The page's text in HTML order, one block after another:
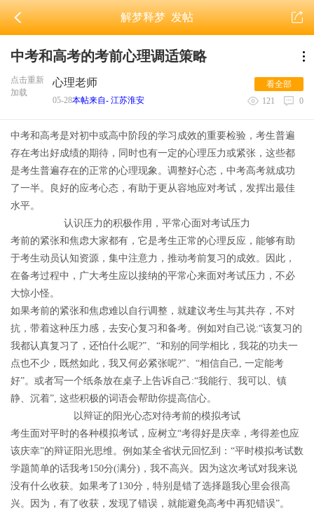
解梦释梦发帖
中考和高考的考前心理调适策略
点击重新
加载
心理老师
05-28本帖来自- 江苏淮安
看全部
121
0
中考和高考是对初中或高中阶段的学习成效的重要检验，考生普遍
存在考出好成绩的期待，同时也有一定的心理压力或紧张，这些都
是考生普遍存在的正常的心理现象。调整好心态，中考高考就成功
了一半。良好的应考心态，有助于更从容地应对考试，发挥出最佳
水平。
认识压力的积极作用，平常心面对考试压力
考前的紧张和焦虑大家都有，它是考生正常的心理反应，能够有助
于考生动员认知资源，集中注意力，推动考前复习的成效。因此，
在备考过程中，广大考生应以接纳的平常心来面对考试压力，不必
大惊小怪。
如果考前的紧张和焦虑难以自行调整，就建议考生与其共存，不对
抗，带着这种压力感，去安心复习和备考。例如对自己说:“该复习的
我都认真复习了，还怕什么呢?”、“和别的同学相比，我花的功夫一
点也不少，既然如此，我又何必紧张呢?”、“相信自己, 一定能考
好”。或者写一个纸条放在桌子上告诉自己:“我能行、我可以、镇
静、沉着”, 这些积极的词语会帮助你提高信心。
以辩证的阳光心态对待考前的模拟考试
考生面对平时的各种模拟考试，应树立“考得好是庆幸，考得差也应
该庆幸”的辩证阳光思维。 例如某全省状元回忆到：“平时模拟考试数
学题简单的话我考150分(满分)，我不高兴。因为这次考试对我来说
没有什么收获。如果考了130分，特别是错了选择题我心里会很高
兴。因为，有了收获，发现了错误，就能避免高考中再犯错误”。